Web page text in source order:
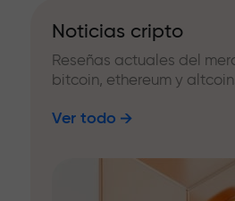
Noticias cripto
Reseñas actuales del
bitcoin, ethereum y
Ver todo